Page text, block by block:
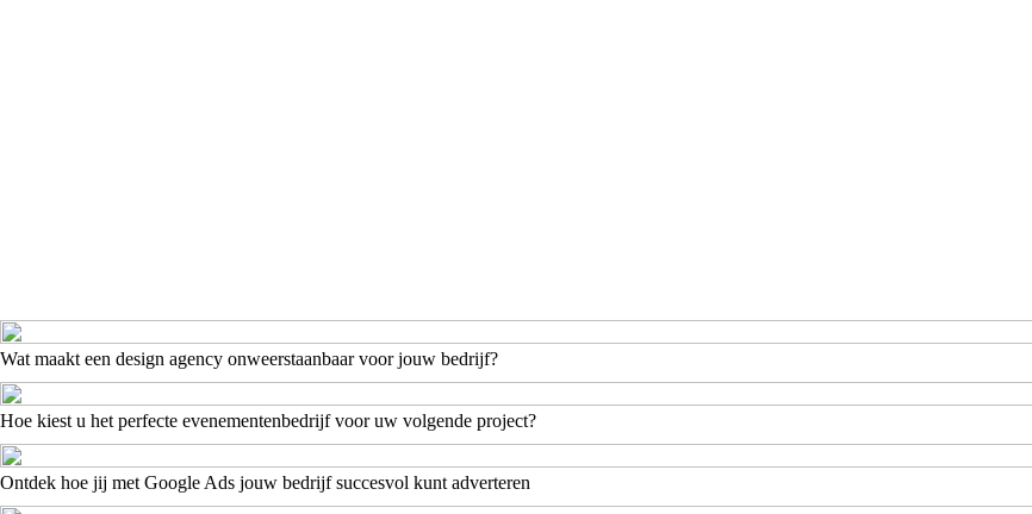
Wat maakt een design agency onweerstaanbaar voor jouw bedrijf?
Hoe kiest u het perfecte evenementenbedrijf voor uw volgende project?
Ontdek hoe jij met Google Ads jouw bedrijf succesvol kunt adverteren